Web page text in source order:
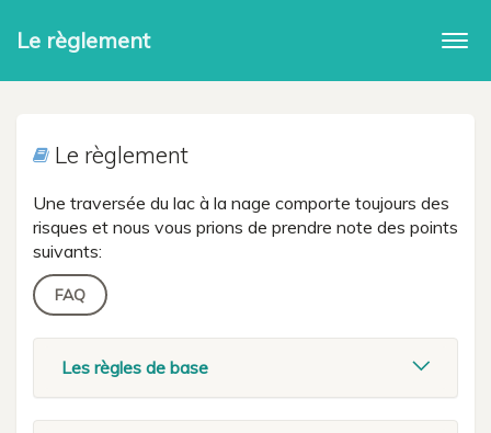
Le règlement
Le règlement
Une traversée du lac à la nage comporte toujours des
risques et nous vous prions de prendre note des points
suivants:
FAQ
Les règles de base